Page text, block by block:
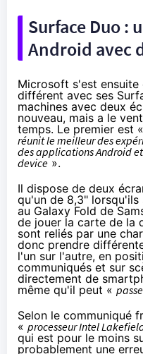
Surface Duo :
Android avec
Microsoft s'est ensuite
différent avec ses
machines avec deux
nouveau, mais a le
temps. Le premier est «
réunit le meilleur des
des applications Android
device ».
Il dispose de deux
qu'un de 8,3"
au Galaxy Fold de
de jouer la carte de la
sont reliés par une
donc prendre
l'un sur l'autre, en
communiqués et sur
directement de
même qu'il peut «
Selon le communiqué
« processeur Intel
qui est pour le moins
probablement une